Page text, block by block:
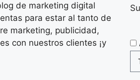
de marketing digital
para estar al tanto de
marketing, publicidad,
con nuestros clientes ¡y